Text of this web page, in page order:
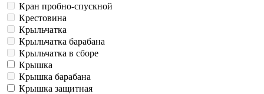
Кран пробно-спускной
Крестовина
Крыльчатка
Крыльчатка барабана
Крыльчатка в сборе
Крышка
Крышка барабана
Крышка защитная